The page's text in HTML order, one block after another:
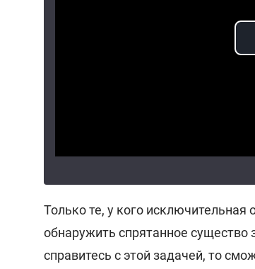
Только те, у кого исключительная
обнаружить спрятанное
справитесь с этой задачей, то